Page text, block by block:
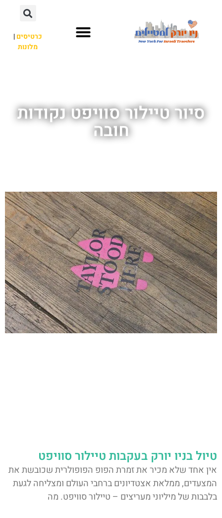
כרטיסים|
מלונות
סיור טיילור סוויפט נקודות
חובה
טיול בניו יורק בעקבות טיילור סוויפט
אין אחד שלא מכיר את זמרת הפופ הפופולרית שכובשת את
המצעדים, ממלאת אצטדיונים ברחבי העולם ומצליחה לגעת
בלבבות של מיליוני מעריצים – טיילור סוויפט. מה